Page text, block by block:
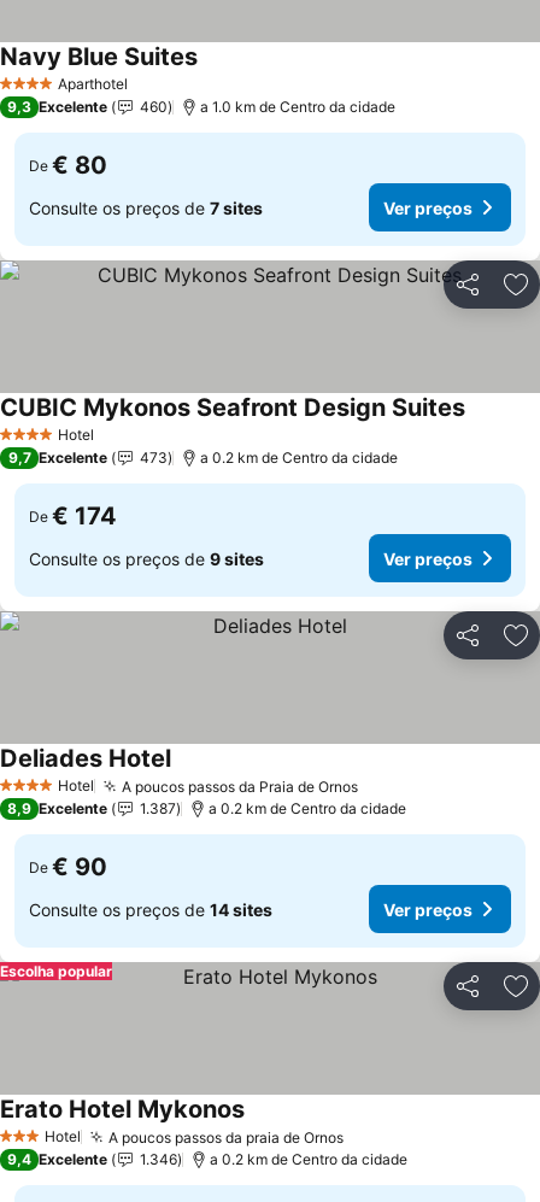
4 EstrelasAparthotel
Navy Blue Suites
9,3 Excelente 460 a 1.0 km de Centro da cidade
De € 80
Consulte os preços de 7 sites Ver preços
Partilhar
4 EstrelasHotel
CUBIC Mykonos Seafront Design Suites
9,7 Excelente 473 a 0.2 km de Centro da cidade
De € 174
Consulte os preços de 9 sites Ver preços
Partilhar
4 EstrelasHotel A poucos passos da Praia de Ornos
Deliades Hotel
8,9 Excelente 1.387 a 0.2 km de Centro da cidade
De € 90
Consulte os preços de 14 sites Ver preços
Partilhar
Escolha popular
3 EstrelasHotel A poucos passos da praia de Ornos
Erato Hotel Mykonos
9,4 Excelente 1.346 a 0.2 km de Centro da cidade